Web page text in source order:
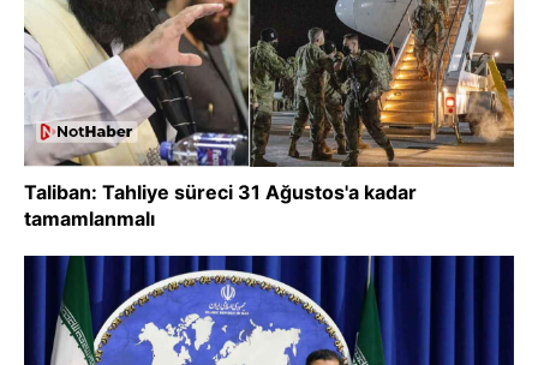
Taliban: Tahliye süreci 31 Ağustos'a kadar
tamamlanmalı